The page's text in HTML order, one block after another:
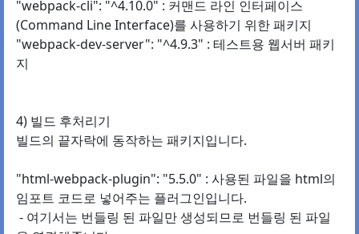
"webpack-cli": "^4.10.0" : 커맨드 라인 인터페이스
(Command Line Interface)를 사용하기 위한 패키지
"webpack-dev-server": "^4.9.3" : 테스트용 웹서버 패키
지
4) 빌드 후처리기
빌드의 끝자락에 동작하는 패키지입니다.
"html-webpack-plugin": "5.5.0" : 사용된 파일을 html의
임포트 코드로 넣어주는 플러그인입니다.
- 여기서는 번들링 된 파일만 생성되므로 번들링 된 파일